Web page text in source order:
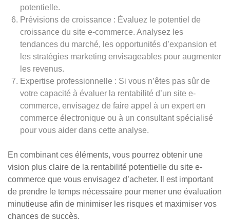
potentielle.
Prévisions de croissance : Évaluez le potentiel de
croissance du site e-commerce. Analysez les
tendances du marché, les opportunités d’expansion et
les stratégies marketing envisageables pour augmenter
les revenus.
Expertise professionnelle : Si vous n’êtes pas sûr de
votre capacité à évaluer la rentabilité d’un site e-
commerce, envisagez de faire appel à un expert en
commerce électronique ou à un consultant spécialisé
pour vous aider dans cette analyse.
En combinant ces éléments, vous pourrez obtenir une
vision plus claire de la rentabilité potentielle du site e-
commerce que vous envisagez d’acheter. Il est important
de prendre le temps nécessaire pour mener une évaluation
minutieuse afin de minimiser les risques et maximiser vos
chances de succès.